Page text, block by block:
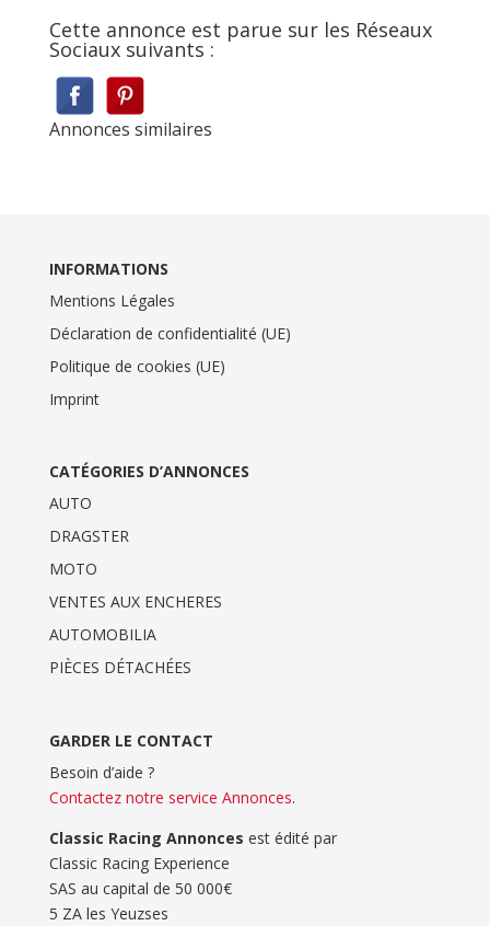
Cette annonce est parue sur les Réseaux
Sociaux suivants :
Annonces similaires
INFORMATIONS
Mentions Légales
Déclaration de confidentialité (UE)
Politique de cookies (UE)
Imprint
CATÉGORIES D’ANNONCES
AUTO
DRAGSTER
MOTO
VENTES AUX ENCHERES
AUTOMOBILIA
PIÈCES DÉTACHÉES
GARDER LE CONTACT
Besoin d’aide ?
Contactez notre service Annonces.
Classic Racing Annonces est édité par
Classic Racing Experience
SAS au capital de 50 000€
5 ZA les Yeuzses